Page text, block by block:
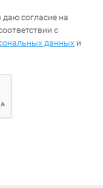
согласие на
с
данных и